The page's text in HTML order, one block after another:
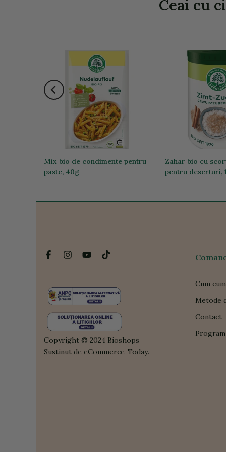
Ceai cu
Mix bio de condimente pentru
paste, 40g
Zahar bio cu
pentru deserturi,
Copyright © 2024 Bioshops
Sustinut de eCommerce-Today.
Cum
Metode
Contact